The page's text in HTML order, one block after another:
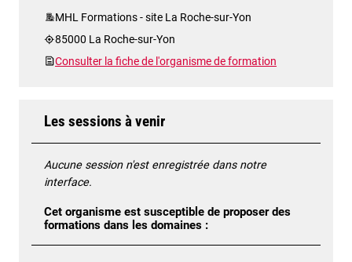
MHL Formations - site La Roche-sur-Yon
85000 La Roche-sur-Yon
Consulter la fiche de l'organisme de formation
Les sessions à venir
Aucune session n'est enregistrée dans notre
interface.
Cet organisme est susceptible de proposer des
formations dans les domaines :